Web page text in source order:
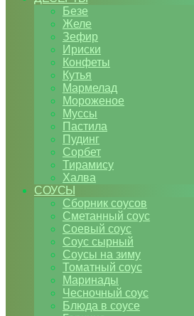
Безе
Желе
Зефир
Ириски
Конфеты
Кутья
Мармелад
Мороженое
Муссы
Пастила
Пудинг
Сорбет
Тирамису
Халва
СОУСЫ
Сборник соусов
Сметанный соус
Соевый соус
Соус сырный
Соусы на зиму
Томатный соус
Маринады
Чесночный соус
Блюда в соусе